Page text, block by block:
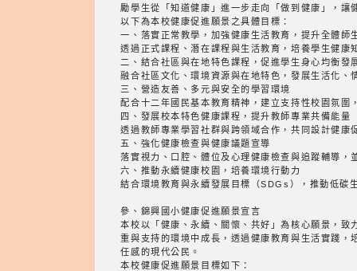
勵學生從「知道健康」進一步走向「做到健康」，讓
以下為本校健康促進願景之具體目標：
一、落實正常教學，加強健康生活教育，提升全體師
透過正式課程、潛在課程與生活教育，培養學生健
二、結合社區與在地特色課程，促進學生身心均衡發
融合社區文化、環境資源與在地特色，發展生活化
三、營造友善、多元與安全的學習環境
配合十二年國民基本教育精神，建立支持性校園氛
四、發展校本特色健康課程，提升教師專業共備能量
透過教師專業學習社群與跨領域合作，共同設計健
五、強化健康檢查與健康議題宣導
落實視力、口腔、體位及心理健康檢查與追蹤輔導
六、推動永續健康校園，培養環境行動力
結合環境教育與永續發展目標（SDGs），推動低碳
參、錦興國小健康促進願景宣言
本校以「健康、永續、關懷、共好」為核心願景，
重與支持的環境中成長，透過健康教育與生活實踐
任感的現代公民。
本校健康促進願景目標如下：